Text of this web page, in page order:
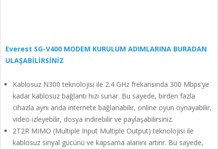
Everest SG-V400 MODEM KURULUM ADIMLARINA BURADAN
ULAŞABİLİRSİNİZ
Kablosuz N300 teknolojisi ile 2.4 GHz frekansında 300 Mbps’ye
kadar kablosuz bağlantı hızı sunar. Bu sayede, birden fazla
cihazla aynı anda internete bağlanabilir, online oyun oynayabilir,
video izleyebilir, dosya indirebilir ve paylaşabilirsiniz.
2T2R MIMO (Multiple Input Multiple Output) teknolojisi ile
kablosuz sinyal gücünü ve kapsama alanını artırır. Bu sayede,